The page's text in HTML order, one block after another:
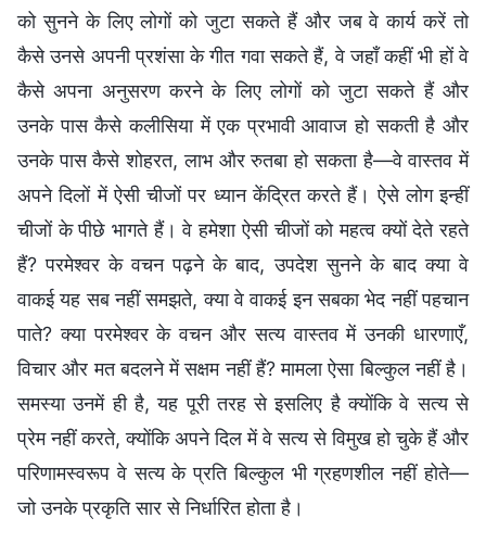
को सुनने के लिए लोगों को जुटा सकते हैं और जब वे कार्य करें तो
कैसे उनसे अपनी प्रशंसा के गीत गवा सकते हैं, वे जहाँ कहीं भी हों वे
कैसे अपना अनुसरण करने के लिए लोगों को जुटा सकते हैं और
उनके पास कैसे कलीसिया में एक प्रभावी आवाज हो सकती है और
उनके पास कैसे शोहरत, लाभ और रुतबा हो सकता है—वे वास्तव में
अपने दिलों में ऐसी चीजों पर ध्यान केंद्रित करते हैं। ऐसे लोग इन्हीं
चीजों के पीछे भागते हैं। वे हमेशा ऐसी चीजों को महत्व क्यों देते रहते
हैं? परमेश्वर के वचन पढ़ने के बाद, उपदेश सुनने के बाद क्या वे
वाकई यह सब नहीं समझते, क्या वे वाकई इन सबका भेद नहीं पहचान
पाते? क्या परमेश्वर के वचन और सत्य वास्तव में उनकी धारणाएँ,
विचार और मत बदलने में सक्षम नहीं हैं? मामला ऐसा बिल्कुल नहीं है।
समस्या उनमें ही है, यह पूरी तरह से इसलिए है क्योंकि वे सत्य से
प्रेम नहीं करते, क्योंकि अपने दिल में वे सत्य से विमुख हो चुके हैं और
परिणामस्वरूप वे सत्य के प्रति बिल्कुल भी ग्रहणशील नहीं होते—
जो उनके प्रकृति सार से निर्धारित होता है।